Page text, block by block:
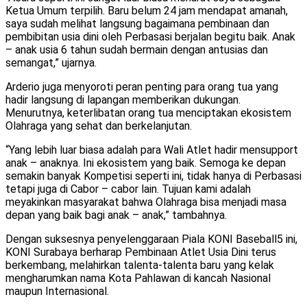
Ketua Umum terpilih. Baru belum 24 jam mendapat amanah,
saya sudah melihat langsung bagaimana pembinaan dan
pembibitan usia dini oleh Perbasasi berjalan begitu baik. Anak
– anak usia 6 tahun sudah bermain dengan antusias dan
semangat,” ujarnya.
Arderio juga menyoroti peran penting para orang tua yang
hadir langsung di lapangan memberikan dukungan.
Menurutnya, keterlibatan orang tua menciptakan ekosistem
Olahraga yang sehat dan berkelanjutan.
“Yang lebih luar biasa adalah para Wali Atlet hadir mensupport
anak – anaknya. Ini ekosistem yang baik. Semoga ke depan
semakin banyak Kompetisi seperti ini, tidak hanya di Perbasasi
tetapi juga di Cabor – cabor lain. Tujuan kami adalah
meyakinkan masyarakat bahwa Olahraga bisa menjadi masa
depan yang baik bagi anak – anak,” tambahnya.
Dengan suksesnya penyelenggaraan Piala KONI Baseball5 ini,
KONI Surabaya berharap Pembinaan Atlet Usia Dini terus
berkembang, melahirkan talenta-talenta baru yang kelak
mengharumkan nama Kota Pahlawan di kancah Nasional
maupun Internasional.